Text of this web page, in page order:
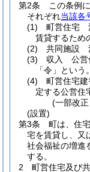
第2条
この条例
それぞれ当該各
(1)
町営住宅
賃貸するため
(2)
共同施設
(3)
収入 公営
「令」という
(4)
町営住宅
定する公営住
(一部改
(設置)
第3条
町は、住
宅を賃貸し、又
社会福祉の増進
する。
2
町営住宅及び